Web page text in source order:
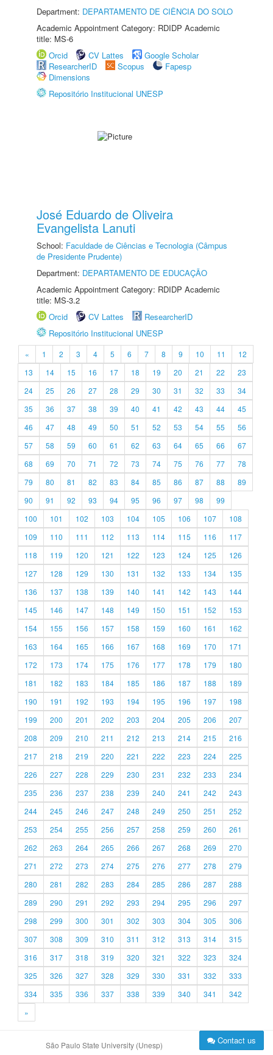
Department: DEPARTAMENTO DE CIÊNCIA DO SOLO
Academic Appointment Category: RDIDP Academic
title: MS-6
Orcid
CV Lattes
Google Scholar
ResearcherID
Scopus
Fapesp
Dimensions
Repositório Institucional UNESP
José Eduardo de Oliveira
Evangelista Lanuti
School: Faculdade de Ciências e Tecnologia (Câmpus
de Presidente Prudente)
Department: DEPARTAMENTO DE EDUCAÇÃO
Academic Appointment Category: RDIDP Academic
title: MS-3.2
Orcid
CV Lattes
ResearcherID
Repositório Institucional UNESP
« 1 2 3 4 5 6 7 8 9 10 11
12
13
14 15 16 17 18 19 20 21 22
23
24
25 26 27 28 29 30 31 32 33
34
35
36 37 38 39 40 41 42 43 44
45
46
47 48 49 50 51 52 53 54 55
56
57
58 59 60 61 62 63 64 65 66
67
68
69 70 71 72 73 74 75 76 77
78
79
80 81 82 83 84 85 86 87 88
89
90
91 92 93 94 95 96 97 98
99
100
101 102 103 104 105 106 107
108
109
110 111 112 113 114 115 116
117
118
119 120 121 122 123 124 125
126
127
128 129 130 131 132 133 134
135
136
137 138 139 140 141 142 143
144
145
146 147 148 149 150 151 152
153
154
155 156 157 158 159 160 161
162
163
164 165 166 167 168 169 170
171
172
173 174 175 176 177 178 179
180
181
182 183 184 185 186 187 188
189
190
191 192 193 194 195 196 197
198
199
200 201 202 203 204 205 206
207
208
209 210 211 212 213 214 215
216
217
218 219 220 221 222 223 224
225
226
227 228 229 230 231 232 233
234
235
236 237 238 239 240 241 242
243
244
245 246 247 248 249 250 251
252
253
254 255 256 257 258 259 260
261
262
263 264 265 266 267 268 269
270
271
272 273 274 275 276 277 278
279
280
281 282 283 284 285 286 287
288
289
290 291 292 293 294 295 296
297
298
299 300 301 302 303 304 305
306
307
308 309 310 311 312 313 314
315
316
317 318 319 320 321 322 323
324
325
326 327 328 329 330 331 332
333
334
335 336 337 338 339 340 341
342
»
São Paulo State University (Unesp) Contact us